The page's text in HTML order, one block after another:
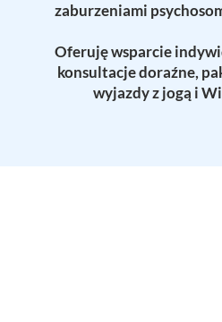
zaburzeniami
Oferuję wsparcie
konsultacje doraźne,
wyjazdy z jogą i